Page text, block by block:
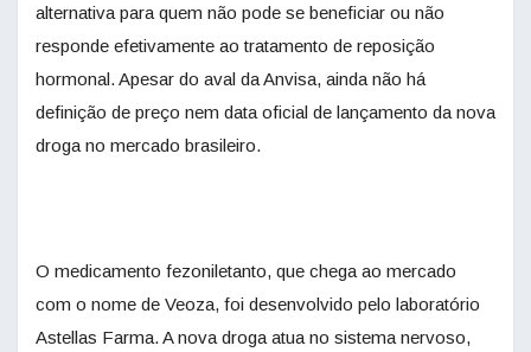
alternativa para quem não pode se beneficiar ou não
responde efetivamente ao tratamento de reposição
hormonal. Apesar do aval da Anvisa, ainda não há
definição de preço nem data oficial de lançamento da nova
droga no mercado brasileiro.
O medicamento fezoniletanto, que chega ao mercado
com o nome de Veoza, foi desenvolvido pelo laboratório
Astellas Farma. A nova droga atua no sistema nervoso,